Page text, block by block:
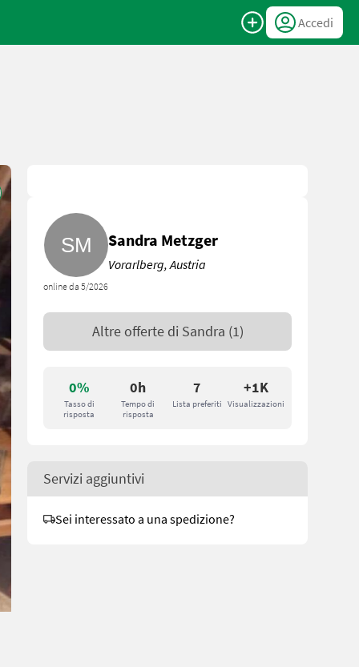
Accedi
0%
Tasso di
risposta
0h
Tempo di
risposta
7
Lista preferiti
+1K
Visualizzazioni
online da 5/2026
Sandra Metzger
Vorarlberg, Austria
Altre offerte di Sandra (1)
Servizi aggiuntivi
Sei interessato a una spedizione?